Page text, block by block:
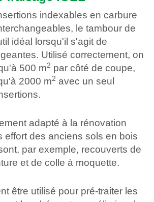
indexables en carbure
le tambour de
idéal lorsqu'il s'agit de
Utilisé correctement, on
500 m2 par côté de coupe,
2000 m2 avec un seul
adapté à la rénovation
effort des anciens sols en bois
par exemple, recouverts de
et de colle à moquette.
être utilisé pour pré-traiter les